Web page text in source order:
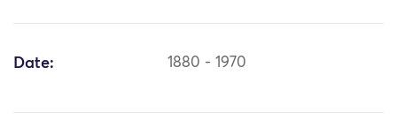
Date: 1880 - 1970